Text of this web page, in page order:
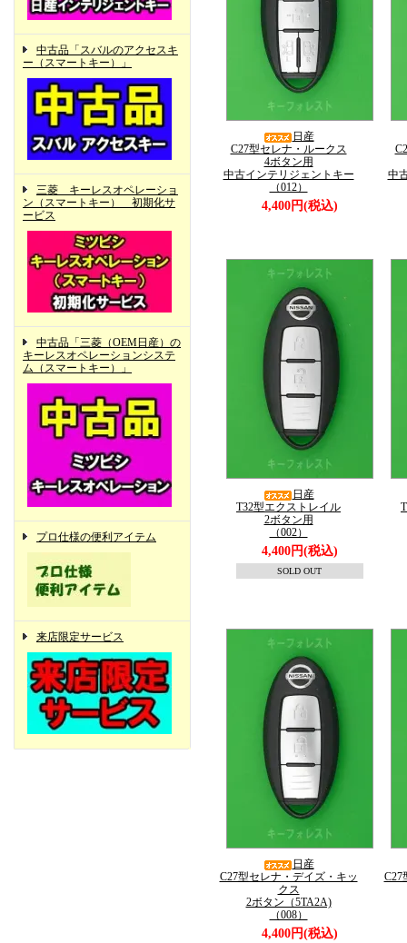
中古品「スバルのアクセスキ
ー（スマートキー）」
三菱 キーレスオペレーショ
ン（スマートキー） 初期化サ
ービス
中古品「三菱（OEM日産）の
キーレスオペレーションシステ
ム（スマートキー）」
プロ仕様の便利アイテム
来店限定サービス
日産
C27型セレナ・ルークス
4ボタン用
中古インテリジェントキー
（012）
4,400円(税込)
中
日産
T32型エクストレイル
2ボタン用
（002）
4,400円(税込)
SOLD OUT
日産
C27型セレナ・デイズ・キッ
クス
2ボタン（5TA2A)
（008）
4,400円(税込)
C27